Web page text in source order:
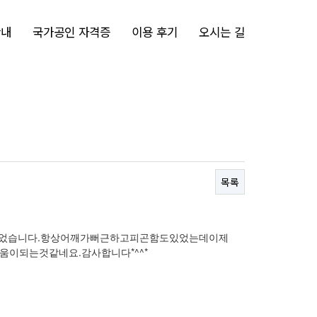
국가공인 자격증 이용 후기 오시는 길
목록
니다.항상어깨가뻐근하고피곤함도있었는데이제
이되는것같네요.감사합니다*^^*